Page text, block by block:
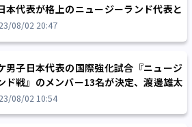
本代表が格上のニュージーランド代表と
を制す
08/02 20:47
男子日本代表の国際強化試合『ニュージ
ド戦』のメンバー13名が決定、渡邊雄太
キンソンが外れる
08/02 10:54